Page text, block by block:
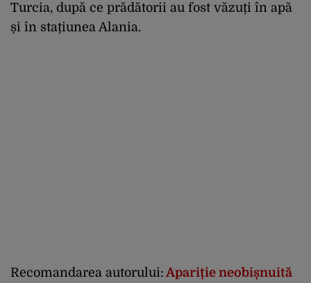
Turcia, după ce prădătorii au fost văzuți în apă
și în stațiunea Alania.
Recomandarea autorului:Apariție neobișnuită